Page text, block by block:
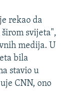
rekao da
svijeta",
medija. U
bila
stavio u
CNN, ono